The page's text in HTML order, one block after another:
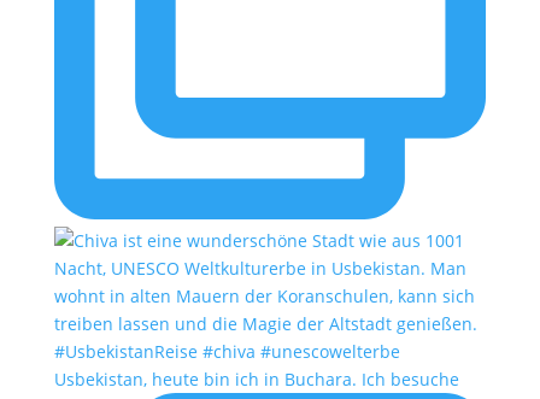
Usbekistan, heute bin ich in Buchara. Ich besuche